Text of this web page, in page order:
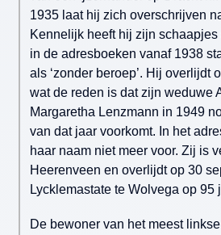
1935 laat hij zich overschrijven
Kennelijk heeft hij zijn
in de adresboeken vanaf 1938
als ‘zonder beroep’. Hij overlijdt
wat de reden is dat zijn weduwe
Margaretha Lenzmann in 1949
van dat jaar voorkomt. In het
haar naam niet meer voor. Zij is
Heerenveen en overlijdt op 30
Lycklemastate te Wolvega op 95
De bewoner van het meest